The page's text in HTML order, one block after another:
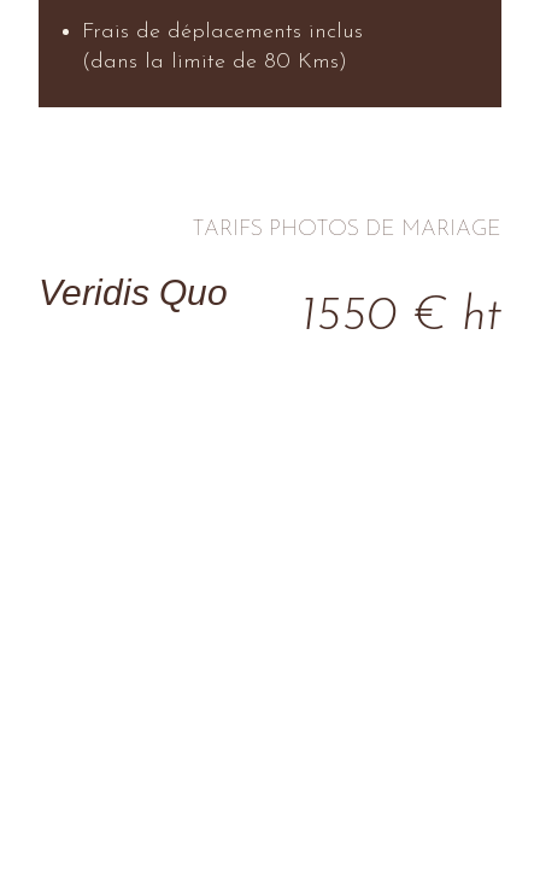
Frais de déplacements inclus
(dans la limite de 80 Kms)
TARIFS PHOTOS DE MARIAGE
Veridis Quo
1550 € ht